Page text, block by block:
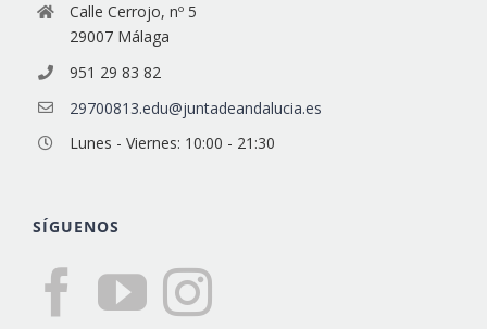
Calle Cerrojo, nº 5
29007 Málaga
951 29 83 82
29700813.edu@juntadeandalucia.es
Lunes - Viernes: 10:00 - 21:30
SÍGUENOS